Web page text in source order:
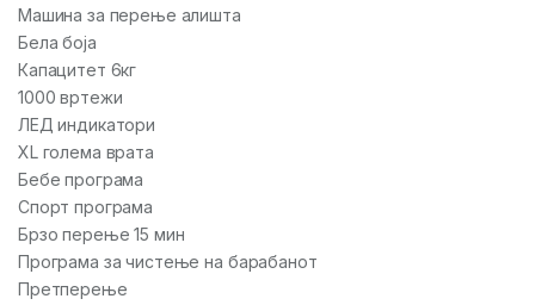
Машина за перење алишта
Бела боја
Капацитет 6кг
1000 вртежи
ЛЕД индикатори
XL голема врата
Бебе програма
Спорт програма
Брзо перење 15 мин
Програма за чистење на барабанот
Претперење